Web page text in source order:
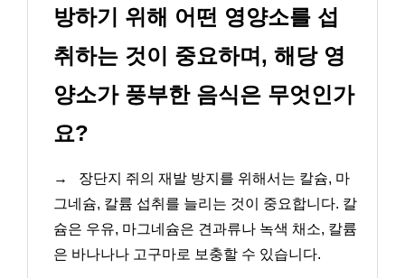
방하기 위해 어떤 영양소를 섭
취하는 것이 중요하며, 해당 영
양소가 풍부한 음식은 무엇인가
요?
→
장단지 쥐의 재발 방지를 위해서는 칼슘, 마
그네슘, 칼륨 섭취를 늘리는 것이 중요합니다. 칼
슘은 우유, 마그네슘은 견과류나 녹색 채소, 칼륨
은 바나나나 고구마로 보충할 수 있습니다.